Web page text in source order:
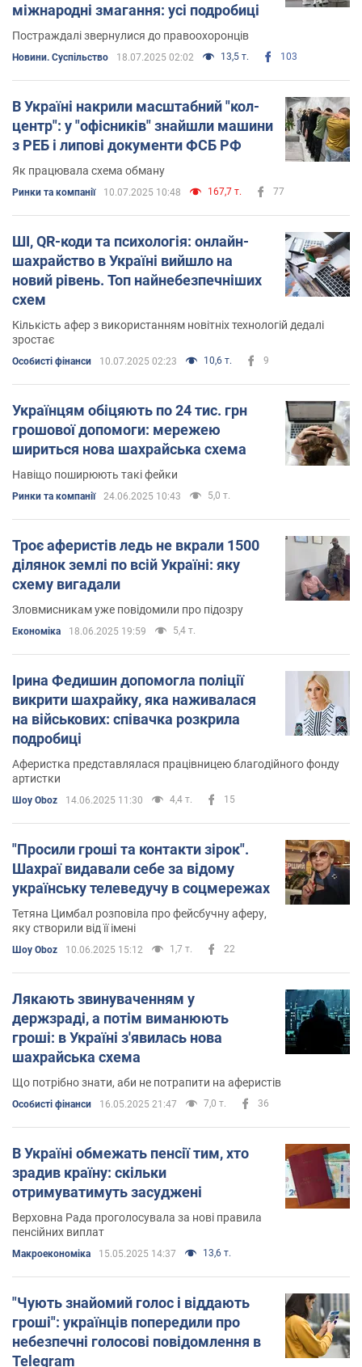
міжнародні змагання: усі подробиці
Постраждалі звернулися до правоохоронців
Новини. Суспільство 18.07.2025 02:02 13,5 т. 103
В Україні накрили масштабний "кол-
центр": у "офісників" знайшли машини
з РЕБ і липові документи ФСБ РФ
Як працювала схема обману
Ринки та компанії 10.07.2025 10:48 167,7 т. 77
ШІ, QR-коди та психологія: онлайн-
шахрайство в Україні вийшло на
новий рівень. Топ найнебезпечніших
схем
Кількість афер з використанням новітніх технологій дедалі
зростає
Особисті фінанси 10.07.2025 02:23 10,6 т. 9
Українцям обіцяють по 24 тис. грн
грошової допомоги: мережею
шириться нова шахрайська схема
Навіщо поширюють такі фейки
Ринки та компанії 24.06.2025 10:43 5,0 т.
Троє аферистів ледь не вкрали 1500
ділянок землі по всій Україні: яку
схему вигадали
Зловмисникам уже повідомили про підозру
Економіка 18.06.2025 19:59 5,4 т.
Ірина Федишин допомогла поліції
викрити шахрайку, яка наживалася
на військових: співачка розкрила
подробиці
Аферистка представлялася працівницею благодійного фонду
артистки
Шоу Oboz 14.06.2025 11:30 4,4 т. 15
"Просили гроші та контакти зірок".
Шахраї видавали себе за відому
українську телеведучу в соцмережах
Тетяна Цимбал розповіла про фейсбучну аферу,
яку створили від її імені
Шоу Oboz 10.06.2025 15:12 1,7 т. 22
Лякають звинуваченням у
держзраді, а потім виманюють
гроші: в Україні з'явилась нова
шахрайська схема
Що потрібно знати, аби не потрапити на аферистів
Особисті фінанси 16.05.2025 21:47 7,0 т. 36
В Україні обмежать пенсії тим, хто
зрадив країну: скільки
отримуватимуть засуджені
Верховна Рада проголосувала за нові правила
пенсійних виплат
Mакроекономіка 15.05.2025 14:37 13,6 т.
"Чують знайомий голос і віддають
гроші": українців попередили про
небезпечні голосові повідомлення в
Telegram